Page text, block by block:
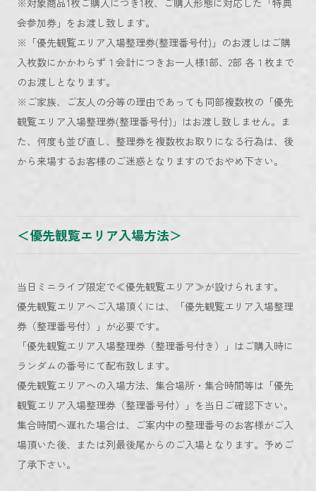
※対象商品1枚ご購入につき1枚、ご購入形態に対応した「特典
会参加券」をお渡し致します。
※「優先観覧エリア入場整理券(整理番号付)」のお渡しはご購
入枚数にかかわらず１会計につきお一人様1部、2部 各１枚まで
のお渡しとなります。
※ご家族、ご友人の分等の理由であっても同部複数枚の「優先
観覧エリア入場整理券(整理番号付)」はお渡し致しません。ま
た、何度も並び直し、整理券を複数枚お取りになる行為は、後
から来場するお客様のご迷惑となりますのでおやめ下さい。
＜優先観覧エリア入場方法＞
当日ミニライブ限定で≪優先観覧エリア≫が設けられます。
優先観覧エリアへご入場頂くには、「優先観覧エリア入場整理
券（整理番号付）」が必要です。
「優先観覧エリア入場整理券（整理番号付き）」はご購入時に
ランダムの番号にて配布致します。
優先観覧エリアへの入場方法、集合場所・集合時間等は「優先
観覧エリア入場整理券（整理番号付）」を当日ご確認下さい。
集合時間へ遅れた場合は、ご案内中の整理番号のお客様がご入
場頂いた後、または列最後尾からのご入場となります。予めご
了承下さい。